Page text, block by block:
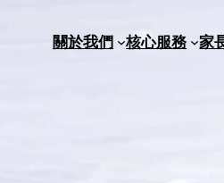
關於我們 核心服務 家